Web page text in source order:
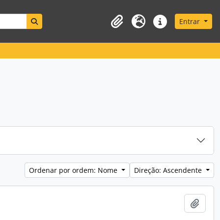
Search in browse page
Área de transferência
Idioma Ligações rápidas
Entrar
Ordenar por ordem: Nome Direção: Ascendente